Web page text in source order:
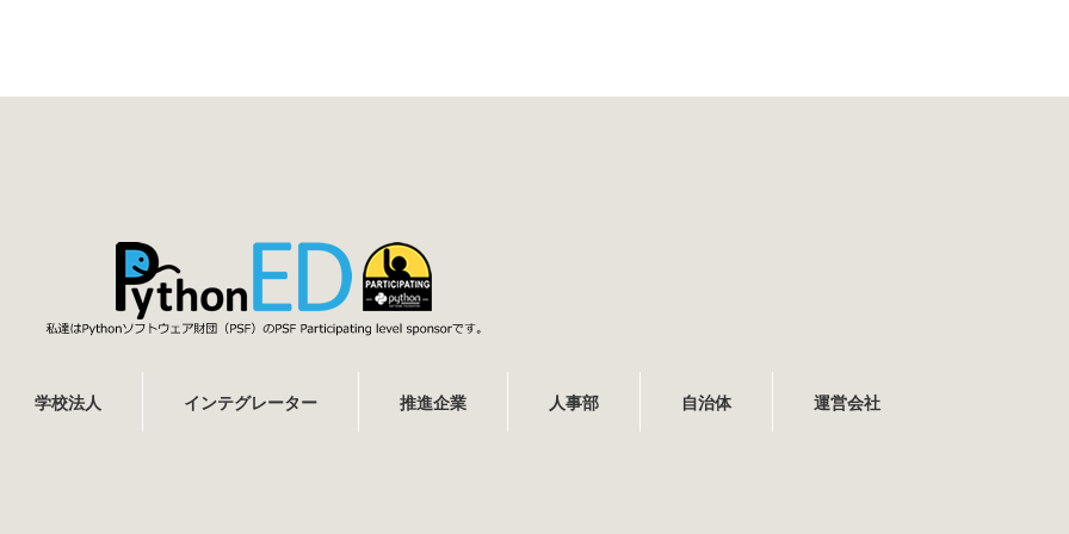
学校法人 インテグレーター 推進企業 人事部 自治体 運営会社